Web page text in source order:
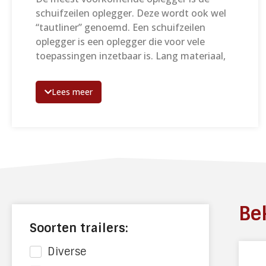
schuifzeilen oplegger. Deze wordt ook wel
“tautliner” genoemd. Een schuifzeilen
oplegger is een oplegger die voor vele
toepassingen inzetbaar is. Lang materiaal,
kunnen met de schuifzeilen oplegger
optimaal vervoerd worden.
ladingen te transporteren. Daarnaast is het
zeer gemakkelijk met deze oplegger om te
laden of lossen. Al onze schuifzeilen
opleggers zijn voorzien van een schuifdak
Lees meer
Soorten trailers:
Diverse